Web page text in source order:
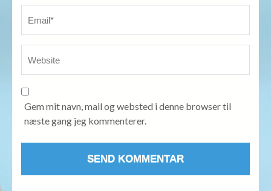
Gem mit navn, mail og websted i denne browser til
næste gang jeg kommenterer.